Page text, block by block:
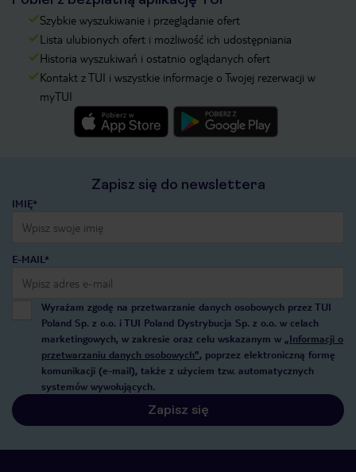
Szybkie wyszukiwanie i przeglądanie ofert
Lista ulubionych ofert i możliwość ich udostępniania
Historia wyszukiwań i ostatnio oglądanych ofert
Kontakt z TUI i wszystkie informacje o Twojej rezerwacji w
myTUI
Zapisz się do newslettera
IMIĘ*
E-MAIL*
Wyrażam zgodę na przetwarzanie danych osobowych przez TUI
Poland Sp. z o.o. i TUI Poland Dystrybucja Sp. z o.o. w celach
marketingowych, w zakresie oraz celu wskazanym w „Informacji o
przetwarzaniu danych osobowych”, poprzez elektroniczną formę
komunikacji (e-mail), także z użyciem tzw. automatycznych
systemów wywołujących.
Zapisz się